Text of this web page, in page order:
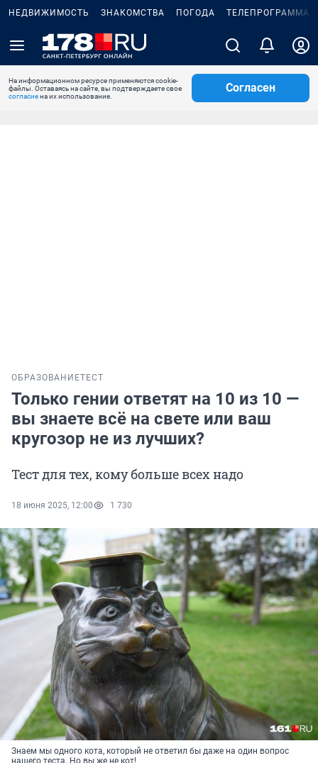
НЕДВИЖИМОСТЬ ЗНАКОМСТВА ПОГОДА ТЕЛЕПРОГРАММА
На информационном ресурсе применяются cookie-
файлы. Оставаясь на сайте, вы подтверждаете свое
согласиена их использование.
Согласен
ОБРАЗОВАНИЕТЕСТ
Только гении ответят на 10 из 10 —
вы знаете всё на свете или ваш
кругозор не из лучших?
Тест для тех, кому больше всех надо
18 июня 2025, 12:00 1 730
Знаем мы одного кота, который не ответил бы даже на один вопрос
нашего теста. Но вы же не кот!